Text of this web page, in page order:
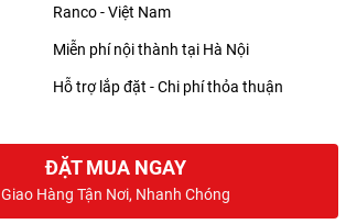
Ranco - Việt Nam
Miễn phí nội thành tại Hà Nội
Hỗ trợ lắp đặt - Chi phí thỏa thuận
ĐẶT MUA NGAY
Giao Hàng Tận Nơi, Nhanh Chóng